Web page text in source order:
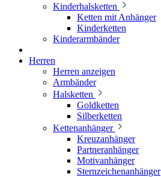
Kinderhalsketten
Ketten mit Anhänger
Kinderketten
Kinderarmbänder
Herren
Herren anzeigen
Armbänder
Halsketten
Goldketten
Silberketten
Kettenanhänger
Kreuzanhänger
Partneranhänger
Motivanhänger
Sternzeichenanhänger